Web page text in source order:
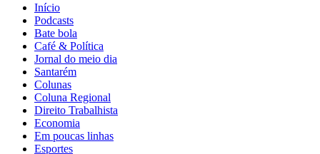
Início
Podcasts
Bate bola
Café & Política
Jornal do meio dia
Santarém
Colunas
Coluna Regional
Direito Trabalhista
Economia
Em poucas linhas
Esportes